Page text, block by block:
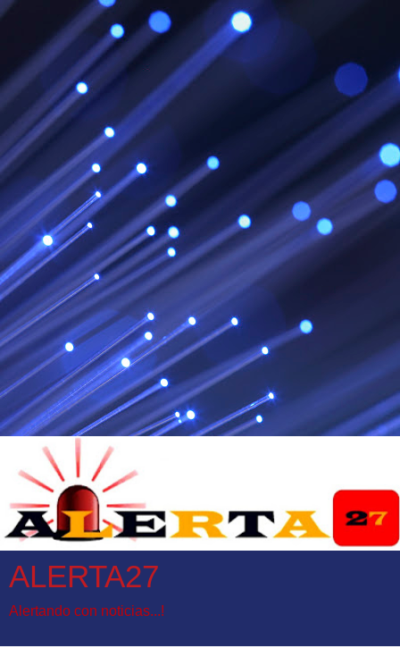
ALERTA27
Alertando con noticias...!